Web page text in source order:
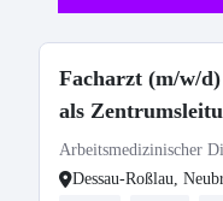
Facharzt (m/w/
als
Arbeitsmedizinischer
Dessau-Roßlau,